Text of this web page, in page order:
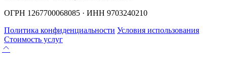
ОГРН 1267700068085 · ИНН 9703240210
Политика конфиденциальности Условия использования
Стоимость услуг